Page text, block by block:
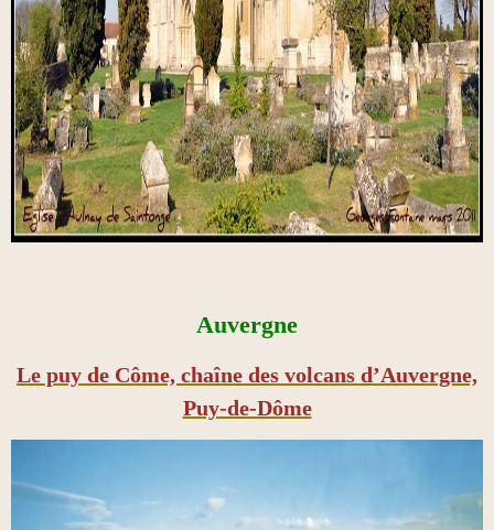
Auvergne
Le puy de Côme, chaîne des volcans d’Auvergne,
Puy-de-Dôme